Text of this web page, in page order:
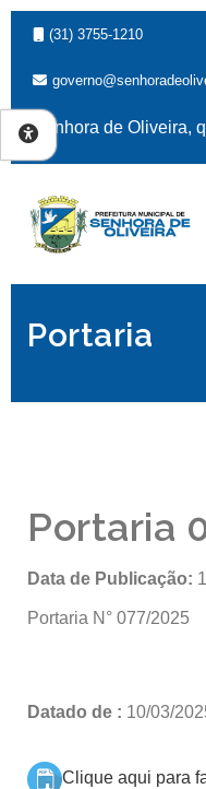
(31) 3755-1210
Senhora de Oliveira,
Portaria
Portaria
Data de Publicação:
Portaria N° 077/2025
Datado de : 10/03/
Clique aqui para